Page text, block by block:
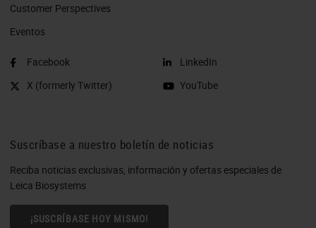
Customer Perspectives​
Eventos
Facebook
X (formerly Twitter)
LinkedIn
YouTube
Suscríbase a nuestro boletín de noticias
Reciba noticias exclusivas, información y ofertas especiales de
Leica Biosystems
¡SUSCRÍBASE HOY MISMO!